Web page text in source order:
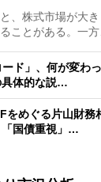
、株式市場が大
ことがある。一
ド」、何が変わ
体的な説…
をめぐる片山財
国債重視」…